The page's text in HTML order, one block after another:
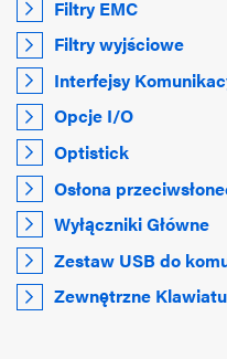
Filtry EMC
Filtry wyjściowe
Interfejsy
Opcje I/O
Optistick
Osłona
Wyłączniki Główne
Zestaw USB do
Zewnętrzne